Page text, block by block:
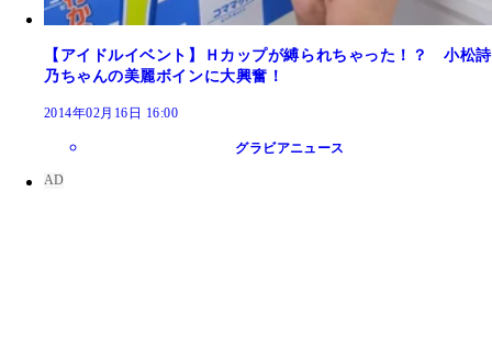
【アイドルイベント】Ｈカップが縛られちゃった！？ 小松詩
乃ちゃんの美麗ボインに大興奮！
2014年02月16日 16:00
グラビアニュース